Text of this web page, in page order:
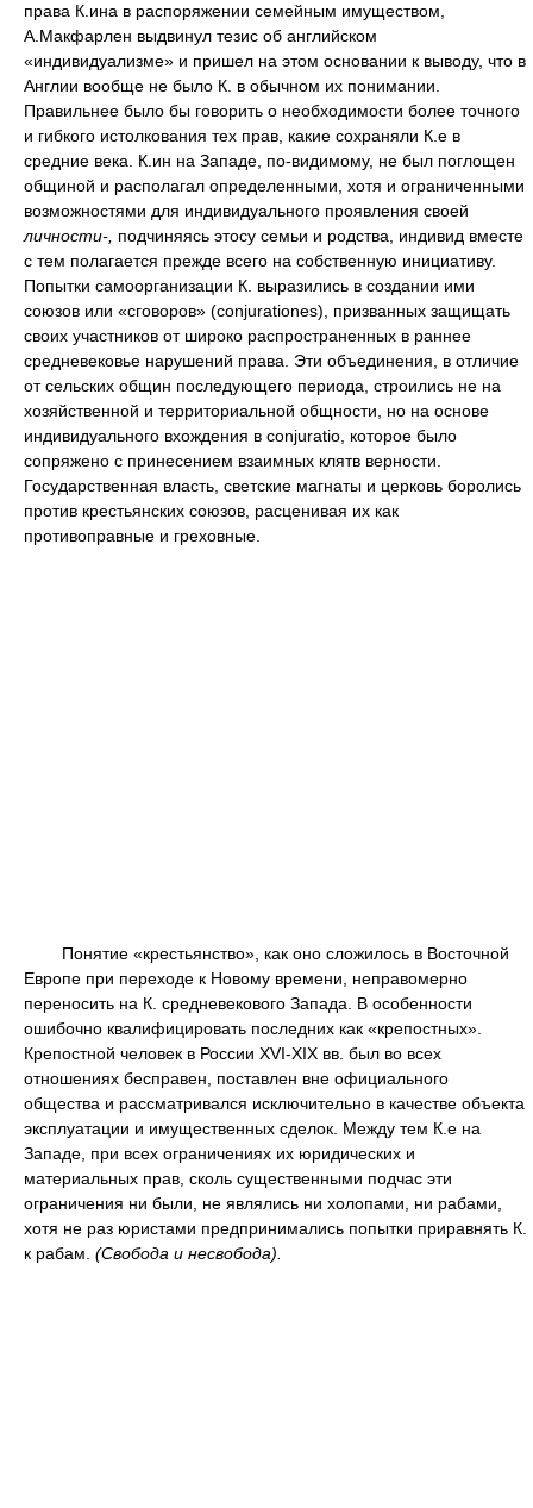
права К.ина в распоряжении семейным имуществом,
А.Макфарлен выдвинул тезис об английском
«индивидуализме» и пришел на этом основании к выводу, что в
Англии вообще не было К. в обычном их понимании.
Правильнее было бы говорить о необходимости более точного
и гибкого истолкования тех прав, какие сохраняли К.е в
средние века. К.ин на Западе, по-видимому, не был поглощен
общиной и располагал определенными, хотя и ограниченными
возможностями для индивидуального проявления своей
личности-, подчиняясь этосу семьи и родства, индивид вместе
с тем полагается прежде всего на собственную инициативу.
Попытки самоорганизации К. выразились в создании ими
союзов или «сговоров» (conjurationes), призванных защищать
своих участников от широко распространенных в раннее
средневековье нарушений права. Эти объединения, в отличие
от сельских общин последующего периода, строились не на
хозяйственной и территориальной общности, но на основе
индивидуального вхождения в conjuratio, которое было
сопряжено с принесением взаимных клятв верности.
Государственная власть, светские магнаты и церковь боролись
против крестьянских союзов, расценивая их как
противоправные и греховные.
Понятие «крестьянство», как оно сложилось в Восточной
Европе при переходе к Новому времени, неправомерно
переносить на К. средневекового Запада. В особенности
ошибочно квалифицировать последних как «крепостных».
Крепостной человек в России XVI-XIX вв. был во всех
отношениях бесправен, поставлен вне официального
общества и рассматривался исключительно в качестве объекта
эксплуатации и имущественных сделок. Между тем К.е на
Западе, при всех ограничениях их юридических и
материальных прав, сколь существенными подчас эти
ограничения ни были, не являлись ни холопами, ни рабами,
хотя не раз юристами предпринимались попытки приравнять К.
к рабам. (Свобода и несвобода).